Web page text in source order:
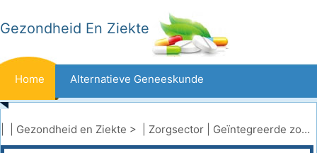
Gezondheid En Ziekte
Home Alternatieve Geneeskunde
Beten En Steken Kanker
Gezondheid en Ziekte > | Zorgsector Geïntegreerde zorg (managed care)